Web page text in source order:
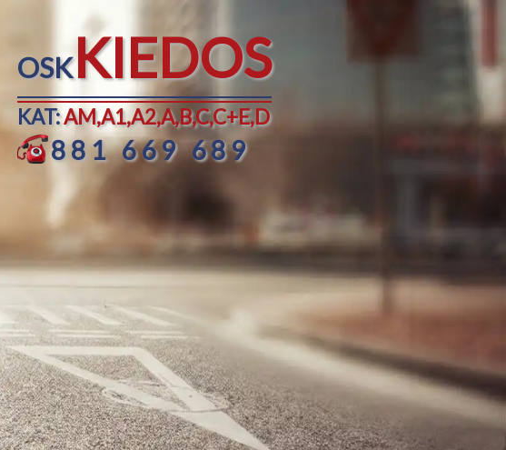
OSKKIEDOS
KAT:AM,A1,A2,A,B,C,C+E,D
881 669 689